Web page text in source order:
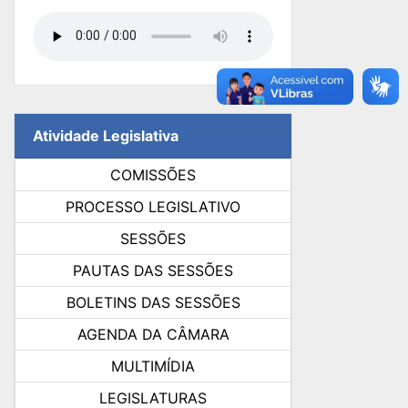
Atividade Legislativa
COMISSÕES
PROCESSO LEGISLATIVO
SESSÕES
PAUTAS DAS SESSÕES
BOLETINS DAS SESSÕES
AGENDA DA CÂMARA
MULTIMÍDIA
LEGISLATURAS